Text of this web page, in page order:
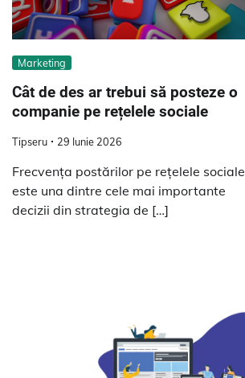
Marketing
Cât de des ar trebui să posteze o
companie pe rețelele sociale
Tipseru 29 Iunie 2026
Frecvența postărilor pe rețelele sociale
este una dintre cele mai importante
decizii din strategia de […]